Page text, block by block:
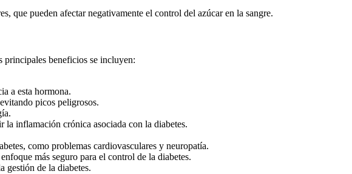
que pueden afectar negativamente el control del azúcar en la sangre.
principales beneficios se incluyen:
a esta hormona.
picos peligrosos.
inflamación crónica asociada con la diabetes.
como problemas cardiovasculares y neuropatía.
más seguro para el control de la diabetes.
gestión de la diabetes.